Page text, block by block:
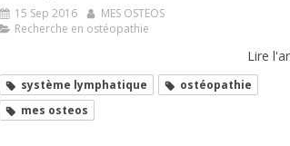
15 Sep 2016
MES OSTEOS
Recherche en ostéopathie
Lire
système lymphatique
ostéopathie
mes osteos